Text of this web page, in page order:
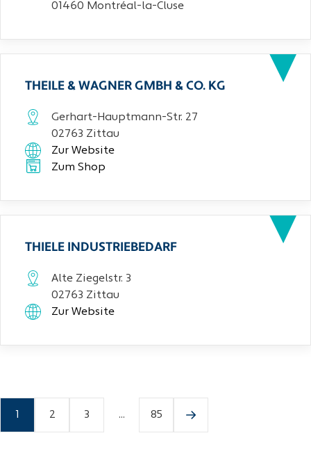
01460 Montréal-la-Cluse
THEILE & WAGNER GMBH & CO. KG
Gerhart-Hauptmann-Str. 27
02763 Zittau
Zur Website
Zum Shop
THIELE INDUSTRIEBEDARF
Alte Ziegelstr. 3
02763 Zittau
Zur Website
2 3 ... 85